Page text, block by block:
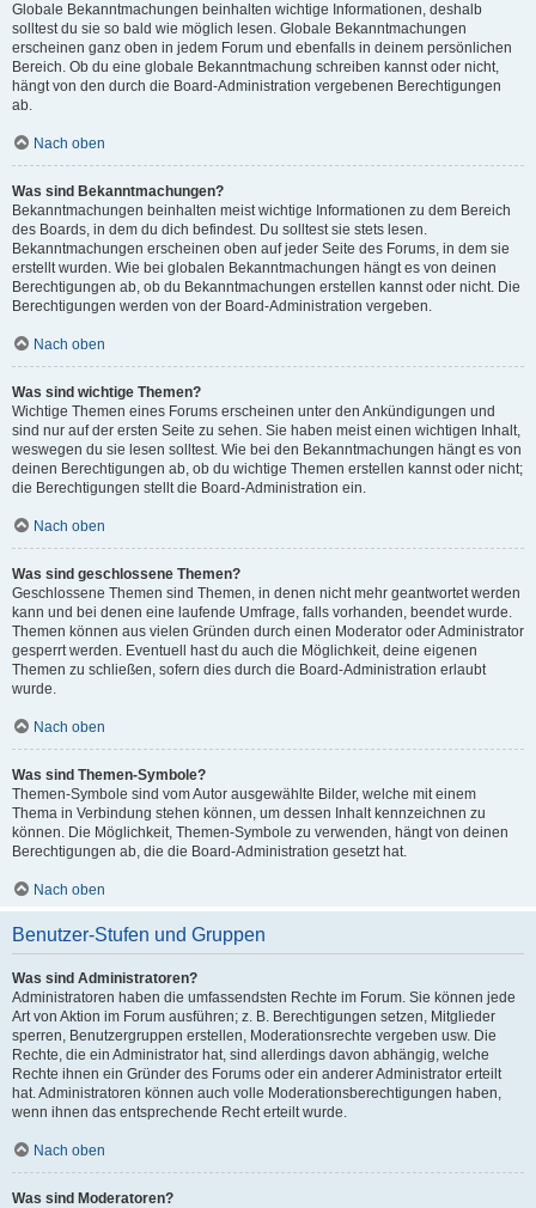
Globale Bekanntmachungen beinhalten wichtige Informationen, deshalb
solltest du sie so bald wie möglich lesen. Globale Bekanntmachungen
erscheinen ganz oben in jedem Forum und ebenfalls in deinem persönlichen
Bereich. Ob du eine globale Bekanntmachung schreiben kannst oder nicht,
hängt von den durch die Board-Administration vergebenen Berechtigungen
ab.
Nach oben
Was sind Bekanntmachungen?
Bekanntmachungen beinhalten meist wichtige Informationen zu dem Bereich
des Boards, in dem du dich befindest. Du solltest sie stets lesen.
Bekanntmachungen erscheinen oben auf jeder Seite des Forums, in dem sie
erstellt wurden. Wie bei globalen Bekanntmachungen hängt es von deinen
Berechtigungen ab, ob du Bekanntmachungen erstellen kannst oder nicht. Die
Berechtigungen werden von der Board-Administration vergeben.
Nach oben
Was sind wichtige Themen?
Wichtige Themen eines Forums erscheinen unter den Ankündigungen und
sind nur auf der ersten Seite zu sehen. Sie haben meist einen wichtigen Inhalt,
weswegen du sie lesen solltest. Wie bei den Bekanntmachungen hängt es von
deinen Berechtigungen ab, ob du wichtige Themen erstellen kannst oder nicht;
die Berechtigungen stellt die Board-Administration ein.
Nach oben
Was sind geschlossene Themen?
Geschlossene Themen sind Themen, in denen nicht mehr geantwortet werden
kann und bei denen eine laufende Umfrage, falls vorhanden, beendet wurde.
Themen können aus vielen Gründen durch einen Moderator oder Administrator
gesperrt werden. Eventuell hast du auch die Möglichkeit, deine eigenen
Themen zu schließen, sofern dies durch die Board-Administration erlaubt
wurde.
Nach oben
Was sind Themen-Symbole?
Themen-Symbole sind vom Autor ausgewählte Bilder, welche mit einem
Thema in Verbindung stehen können, um dessen Inhalt kennzeichnen zu
können. Die Möglichkeit, Themen-Symbole zu verwenden, hängt von deinen
Berechtigungen ab, die die Board-Administration gesetzt hat.
Nach oben
Benutzer-Stufen und Gruppen
Was sind Administratoren?
Administratoren haben die umfassendsten Rechte im Forum. Sie können jede
Art von Aktion im Forum ausführen; z. B. Berechtigungen setzen, Mitglieder
sperren, Benutzergruppen erstellen, Moderationsrechte vergeben usw. Die
Rechte, die ein Administrator hat, sind allerdings davon abhängig, welche
Rechte ihnen ein Gründer des Forums oder ein anderer Administrator erteilt
hat. Administratoren können auch volle Moderationsberechtigungen haben,
wenn ihnen das entsprechende Recht erteilt wurde.
Nach oben
Was sind Moderatoren?